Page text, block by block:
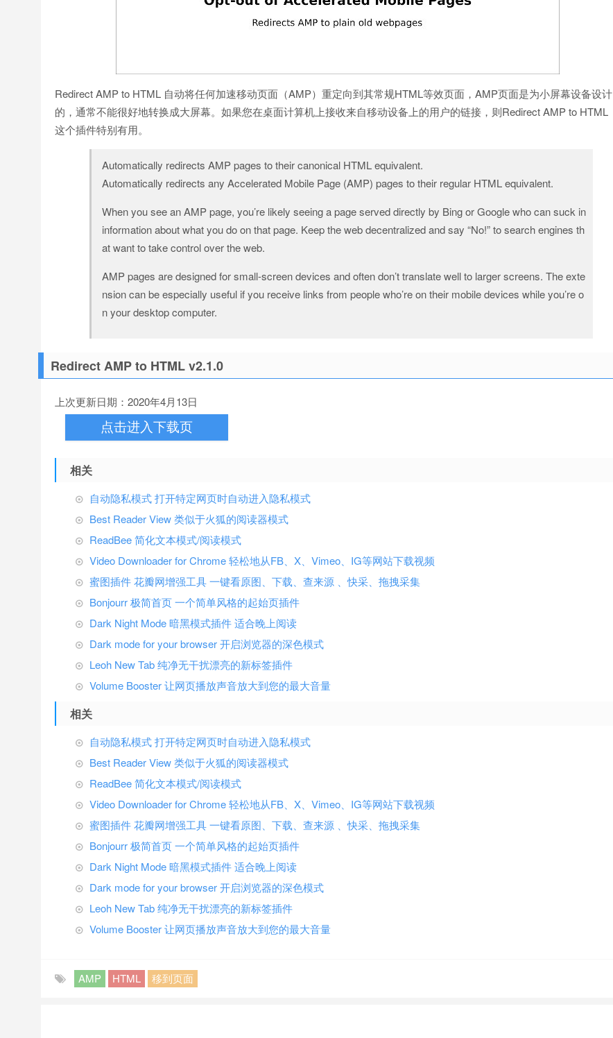
Redirect AMP to HTML 自动将任何加速移动页面（AMP）重定向到其常规HTML等效页面，AMP页面是为小屏幕设备设计
的，通常不能很好地转换成大屏幕。如果您在桌面计算机上接收来自移动设备上的用户的链接，则Redirect AMP to HTML
这个插件特别有用。
Automatically redirects AMP pages to their canonical HTML equivalent.
Automatically redirects any Accelerated Mobile Page (AMP) pages to their regular HTML equivalent.
When you see an AMP page, you’re likely seeing a page served directly by Bing or Google who can suck in
information about what you do on that page. Keep the web decentralized and say “No!” to search engines th
at want to take control over the web.
AMP pages are designed for small-screen devices and often don’t translate well to larger screens. The exte
nsion can be especially useful if you receive links from people who’re on their mobile devices while you’re o
n your desktop computer.
Redirect AMP to HTML v2.1.0
上次更新日期：2020年4月13日
点击进入下载页
相关
自动隐私模式 打开特定网页时自动进入隐私模式
Best Reader View 类似于火狐的阅读器模式
ReadBee 简化文本模式/阅读模式
Video Downloader for Chrome 轻松地从FB、X、Vimeo、IG等网站下载视频
蜜图插件 花瓣网增强工具 一键看原图、下载、查来源 、快采、拖拽采集
Bonjourr 极简首页 一个简单风格的起始页插件
Dark Night Mode 暗黑模式插件 适合晚上阅读
Dark mode for your browser 开启浏览器的深色模式
Leoh New Tab 纯净无干扰漂亮的新标签插件
Volume Booster 让网页播放声音放大到您的最大音量
相关
自动隐私模式 打开特定网页时自动进入隐私模式
Best Reader View 类似于火狐的阅读器模式
ReadBee 简化文本模式/阅读模式
Video Downloader for Chrome 轻松地从FB、X、Vimeo、IG等网站下载视频
蜜图插件 花瓣网增强工具 一键看原图、下载、查来源 、快采、拖拽采集
Bonjourr 极简首页 一个简单风格的起始页插件
Dark Night Mode 暗黑模式插件 适合晚上阅读
Dark mode for your browser 开启浏览器的深色模式
Leoh New Tab 纯净无干扰漂亮的新标签插件
Volume Booster 让网页播放声音放大到您的最大音量
AMP HTML 移到页面